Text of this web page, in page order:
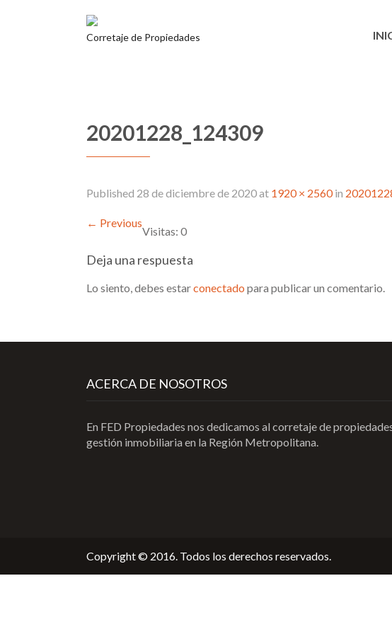
Corretaje de Propiedades
20201228_124309
Published 28 de diciembre de 2020at 1920 × 2560in
← Previous
Visitas: 0
Deja una respuesta
Lo siento, debes estarconectado para publicar un comentario.
ACERCA DE NOSOTROS
En FED Propiedades nos dedicamos al corretaje de
gestión inmobiliaria en la Región Metropolitana.
Copyright © 2016. Todos los derechos reservados.